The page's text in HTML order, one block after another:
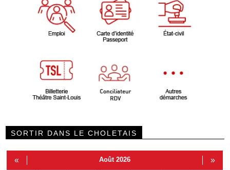
SORTIR DANS LE CHOLETAIS
« Août 2026 »